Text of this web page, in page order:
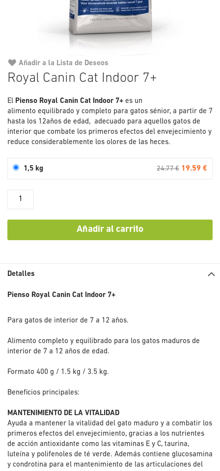
Royal Canin Cat Indoor 7+
El Pienso Royal Canin Cat Indoor 7+ es un
alimento equilibrado y completo para gatos sénior, a partir de 7
hasta los 12años de edad, adecuado para aquellos gatos de
interior que combate los primeros efectos del envejecimiento y
reduce considerablemente los olores de las heces.
1,5 kg 24.77 € 19.59 €
Añadir al carrito
Añadir a la Lista de Deseos
al
de
la
galería
de
imágenes
Detalles
Pienso Royal Canin Cat Indoor 7+
Para gatos de interior de 7 a 12 años.
Alimento completo y equilibrado para los gatos maduros de
interior de 7 a 12 años de edad.
Formato 400 g / 1.5 kg / 3.5 kg.
Beneficios principales:
MANTENIMIENTO DE LA VITALIDAD
Ayuda a mantener la vitalidad del gato maduro y a combatir los
primeros efectos del envejecimiento, gracias a los nutrientes
de acción antioxidante como las vitaminas E y C, taurina,
luteína y polifenoles de té verde. Además contiene glucosamina
y condrotina para el mantenimiento de las articulaciones del